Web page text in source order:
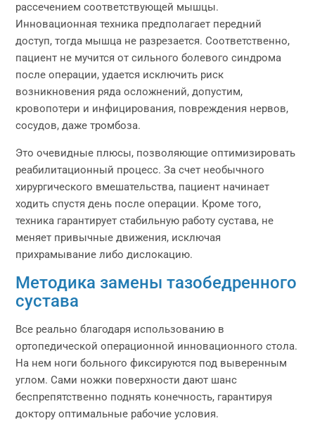
рассечением соответствующей мышцы.
Инновационная техника предполагает передний
доступ, тогда мышца не разрезается. Соответственно,
пациент не мучится от сильного болевого синдрома
после операции, удается исключить риск
возникновения ряда осложнений, допустим,
кровопотери и инфицирования, повреждения нервов,
сосудов, даже тромбоза.
Это очевидные плюсы, позволяющие оптимизировать
реабилитационный процесс. За счет необычного
хирургического вмешательства, пациент начинает
ходить спустя день после операции. Кроме того,
техника гарантирует стабильную работу сустава, не
меняет привычные движения, исключая
прихрамывание либо дислокацию.
Методика замены тазобедренного
сустава
Все реально благодаря использованию в
ортопедической операционной инновационного стола.
На нем ноги больного фиксируются под выверенным
углом. Сами ножки поверхности дают шанс
беспрепятственно поднять конечность, гарантируя
доктору оптимальные рабочие условия.